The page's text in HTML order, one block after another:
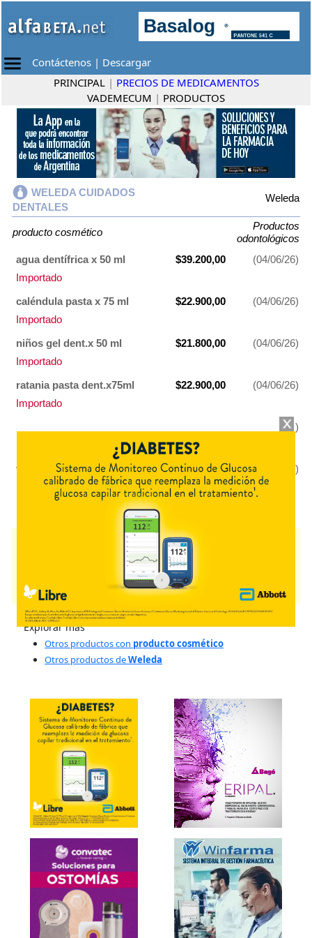
Contáctenos | Descargar
PRINCIPAL | PRECIOS DE MEDICAMENTOS
VADEMECUM | PRODUCTOS
WELEDA CUIDADOS
DENTALES
Weleda
producto cosmético
Productos
odontológicos
agua dentífrica x 50 ml
$39.200,00
(04/06/26)
Importado
caléndula pasta x 75 ml
$22.900,00
(04/06/26)
Importado
niños gel dent.x 50 ml
$21.800,00
(04/06/26)
Importado
ratania pasta dent.x75ml
$22.900,00
(04/06/26)
Importado
salina pasta dent.x 75ml
(04/06/26)
vegetal gel dent.x 75 ml
$22.900,00
(04/06/26)
Importado
WELEDA CUIDADOS DENTALES contieneproducto cosmético
Productos odontológicos . Es producido por
cuenta con 6 presentaciones disponibles.
Producto importado.
Explorar más
Otros productos con producto cosmético
Otros productos deWeleda